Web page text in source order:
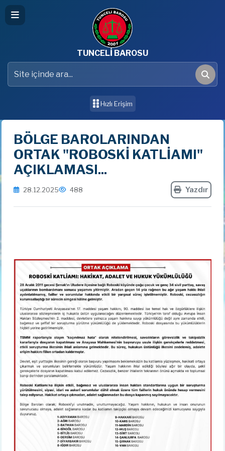
TUNCELİ BAROSU
Site içinde ara
Ara
Hızlı Erişim
BÖLGE BAROLARINDAN
ORTAK "ROBOSKİ KATLİAMI"
AÇIKLAMASI...
28.12.2025 488 Yazdır